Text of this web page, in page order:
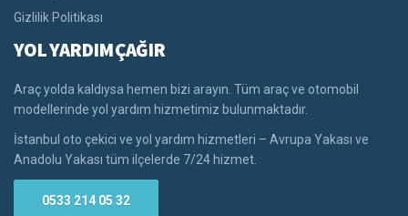
Gizlilik Politikası
YOL YARDIM ÇAĞIR
Araç yolda kaldıysa hemen bizi arayın. Tüm araç ve otomobil
modellerinde yol yardım hizmetimiz bulunmaktadır.
İstanbul oto çekici ve yol yardım hizmetleri – Avrupa Yakası ve
Anadolu Yakası tüm ilçelerde 7/24 hizmet.
0533 214 05 32